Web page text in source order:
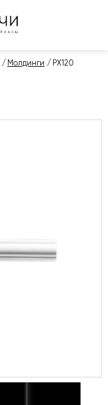
Молдинги PX120